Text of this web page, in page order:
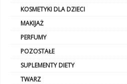
KOSMETYKI DLA DZIECI
MAKIJAŻ
PERFUMY
POZOSTAŁE
SUPLEMENTY DIETY
TWARZ